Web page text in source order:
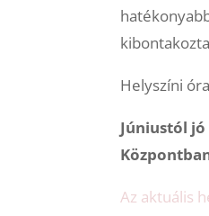
Helyszíni
Júniustól
Az aktuális